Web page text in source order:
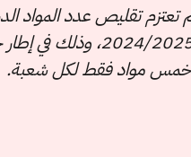
تقليص عدد المواد
الصف الثالث الثانوي ابتداءً من العام
خمس مواد فقط لكل شعبة.